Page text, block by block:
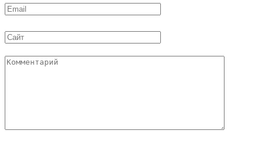
Email
Сайт
Комментарий